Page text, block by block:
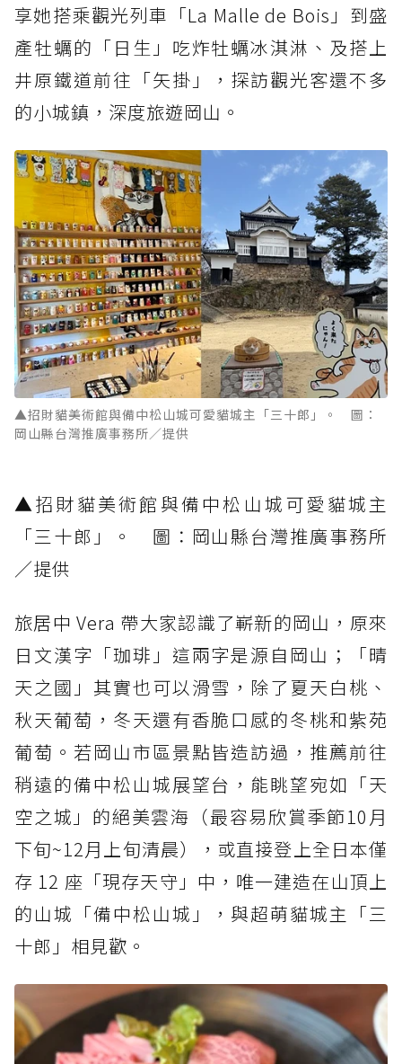
享她搭乘觀光列車「La Malle de Bois」到盛
產牡蠣的「日生」吃炸牡蠣冰淇淋、及搭上
井原鐵道前往「矢掛」，探訪觀光客還不多
的小城鎮，深度旅遊岡山。
▲招財貓美術館與備中松山城可愛貓城主「三十郎」。 圖：
岡山縣台灣推廣事務所／提供
▲招財貓美術館與備中松山城可愛貓城主
「三十郎」。 圖：岡山縣台灣推廣事務所
／提供
旅居中 Vera 帶大家認識了嶄新的岡山，原來
日文漢字「珈琲」這兩字是源自岡山；「晴
天之國」其實也可以滑雪，除了夏天白桃、
秋天葡萄，冬天還有香脆口感的冬桃和紫苑
葡萄。若岡山市區景點皆造訪過，推薦前往
稍遠的備中松山城展望台，能眺望宛如「天
空之城」的絕美雲海（最容易欣賞季節10月
下旬~12月上旬清晨），或直接登上全日本僅
存 12 座「現存天守」中，唯一建造在山頂上
的山城「備中松山城」，與超萌貓城主「三
十郎」相見歡。